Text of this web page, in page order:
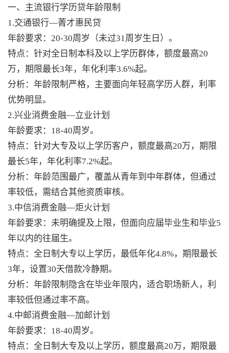
一、主流银行学历贷年龄限制
1.交通银行—菁才惠民贷
年龄要求：20-30周岁（未过31周岁生日）。
特点：针对全日制本科及以上学历群体，额度最高20
万，期限最长3年，年化利率3.6%起。
分析：年龄限制严格，主要面向年轻高学历人群，利率
优势明显。
2.兴业消费金融—立业计划
年龄要求：18-40周岁。
特点：针对大专及以上学历客户，额度最高20万，期限
最长5年，年化利率7.2%起。
分析：年龄范围最广，覆盖从青年到中年群体，但通过
率较低，需结合其他资质审核。
3.中信消费金融—炬火计划
年龄要求：未明确提及上限，但面向应届毕业生和毕业5
年以内的往届生。
特点：全日制大专以上学历，最低年化4.8%，期限最长
3年，设置30天借款冷静期。
分析：年龄限制隐含在毕业年限内，适合职场新人，利
率较低但通过率不高。
4.中邮消费金融—加邮计划
年龄要求：18-40周岁。
特点：全日制大专及以上学历，额度最高20万，期限最